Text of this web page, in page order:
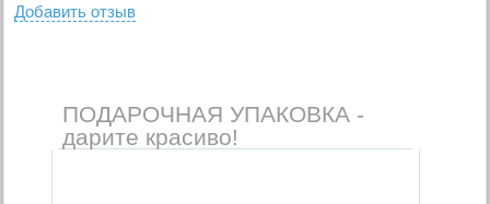
Добавить отзыв
ПОДАРОЧНАЯ УПАКОВКА -
дарите красиво!